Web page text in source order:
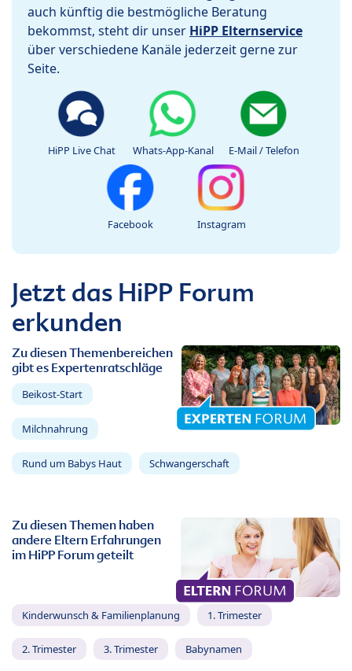
auch künftig die bestmögliche Beratung
bekommst, steht dir unser HiPP Elternservice
über verschiedene Kanäle jederzeit gerne zur
Seite.
HiPP Live Chat Whats-App-Kanal E-Mail / Telefon
Facebook Instagram
Jetzt das HiPP Forum
erkunden
Zu diesen Themenbereichen
gibt es Expertenratschläge
Beikost-Start
Milchnahrung
Rund um Babys Haut Schwangerschaft
Zu diesen Themen haben
andere Eltern Erfahrungen
im HiPP Forum geteilt
Kinderwunsch & Familienplanung 1. Trimester
2. Trimester 3. Trimester Babynamen